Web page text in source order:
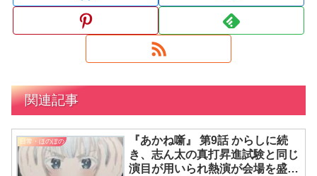
関連記事
日常・ほのぼの
『あかね噺』 第9話 からしに続
き、志ん太の真打昇進試験と同じ
演目が用いられ熱演が会場を盛り